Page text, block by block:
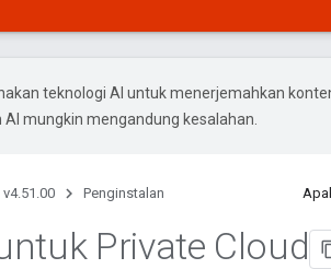
teknologi AI untuk menerjemahkan
mungkin mengandung kesalahan.
v4.51.00 Penginstalan
Private Cloud